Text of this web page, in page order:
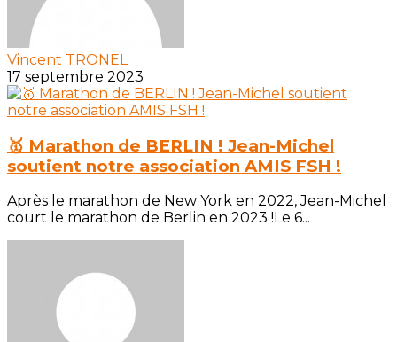
Vincent TRONEL
17 septembre 2023
🥇 Marathon de BERLIN ! Jean-Michel
soutient notre association AMIS FSH !
Après le marathon de New York en 2022, Jean-Michel
court le marathon de Berlin en 2023 !Le 6...